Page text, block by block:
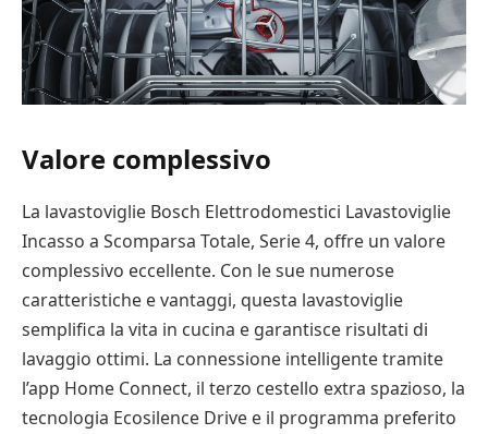
Valore complessivo
La lavastoviglie Bosch Elettrodomestici Lavastoviglie
Incasso a Scomparsa Totale, Serie 4, offre un valore
complessivo eccellente. Con le sue numerose
caratteristiche e vantaggi, questa lavastoviglie
semplifica la vita in cucina e garantisce risultati di
lavaggio ottimi. La connessione intelligente tramite
l’app Home Connect, il terzo cestello extra spazioso, la
tecnologia Ecosilence Drive e il programma preferito